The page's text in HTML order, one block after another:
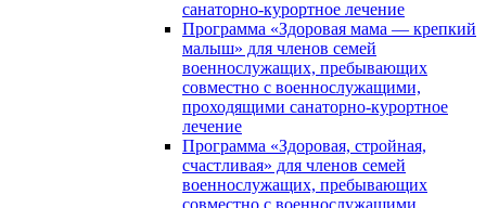
санаторно-курортное лечение
Программа «Здоровая мама — крепкий
малыш» для членов семей
военнослужащих, пребывающих
совместно с военнослужащими,
проходящими санаторно-курортное
лечение
Программа «Здоровая, стройная,
счастливая» для членов семей
военнослужащих, пребывающих
совместно с военнослужащими,